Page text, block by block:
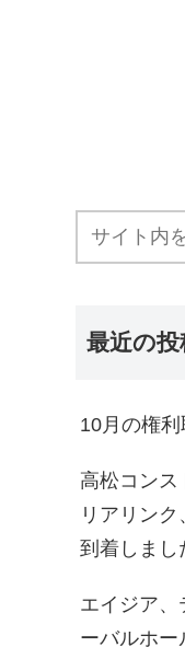
最近の投
10月の権利
高松コンス
リアリン
到着しまし
エイジア、
ーバルホー